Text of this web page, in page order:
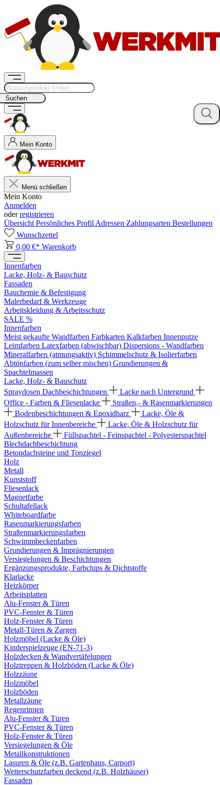
Suchen
Mein Konto
Menü schließen
Mein Konto
Anmelden
oderregistrieren
Übersicht Persönliches Profil Adressen Zahlungsarten Bestellungen
Wunschzettel
0,00 €* Warenkorb
Innenfarben
Lacke, Holz- & Bauschutz
Fassaden
Bauchemie & Befestigung
Malerbedarf & Werkzeuge
Arbeitskleidung & Arbeitsschutz
SALE %
Innenfarben
Meist gekaufte Wandfarben Farbkarten Kalkfarben Innenputze
Leimfarben Latexfarben (abwischbar) Dispersions - Wandfarben
Mineralfarben (atmungsaktiv) Schimmelschutz & Isolierfarben
Abtönfarben (zum selber mischen) Grundierungen &
Spachtelmassen
Lacke, Holz- & Bauschutz
Spraydosen Dachbeschichtungen
Lacke nach Untergrund
Office - Farben & Fliesenlacke
Straßen,- & Rasenmarkierungen
Bodenbeschichtungen & Epoxidharz
Lacke, Öle &
Holzschutz für Innenbereiche
Lacke, Öle & Holzschutz für
Außenbereiche
Füllspachtel - Feinspachtel - Polyesterspachtel
Blechdachbeschichtung
Betondachsteine und Tonziegel
Holz
Metall
Kunststoff
Fliesenlack
Magnetfarbe
Schultafellack
Whiteboardfarbe
Rasenmarkierungsfarben
Straßenmarkierungsfarben
Schwimmbeckenfarben
Grundierungen & Imprägnierungen
Versiegelungen & Beschichtungen
Ergänzungsprodukte, Farbchips & Dichtstoffe
Klarlacke
Heizkörper
Arbeitsplatten
Alu-Fenster & Türen
PVC-Fenster & Türen
Holz-Fenster & Türen
Metall-Türen & Zargen
Holzmöbel (Lacke & Öle)
Kinderspielzeuge (EN-71-3)
Holzdecken & Wandvertäfelungen
Holztreppen & Holzböden (Lacke & Öle)
Holzzäune
Holzmöbel
Holzböden
Metallzäune
Regenrinnen
Alu-Fenster & Türen
PVC-Fenster & Türen
Holz-Fenster & Türen
Versiegelungen & Öle
Metallkonstruktionen
Lasuren & Öle (z.B. Gartenhaus, Carport)
Wetterschutzfarben deckend (z.B. Holzhäuser)
Fassaden